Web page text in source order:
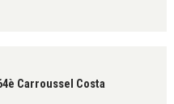
Carroussel Costa